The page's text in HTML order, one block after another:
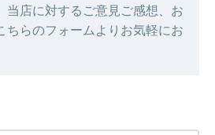
当店に対するご意見ご感想、お
ちらのフォームよりお気軽にお